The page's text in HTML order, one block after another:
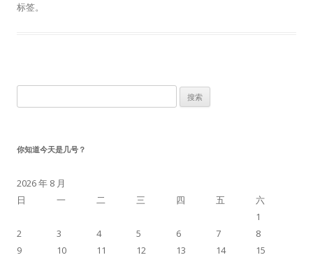
标签。
索：
你知道今天是几号？
2026 年 8 月
日
一 二 三 四 五
六
1
2
3 4 5 6 7
8
9
10 11 12 13 14
15